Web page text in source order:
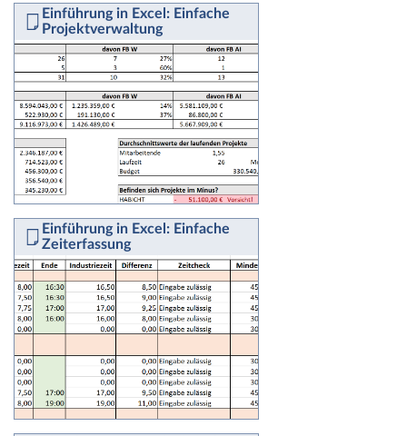
Einführung in Excel: Einfache
Projektverwaltung
Einführung in Excel: Einfache
Zeiterfassung